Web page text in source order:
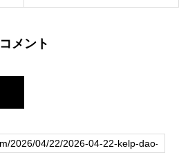
コメント